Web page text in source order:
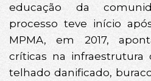
educação da
processo teve início
MPMA, em 2017,
críticas na infraestrutura
telhado danificado,